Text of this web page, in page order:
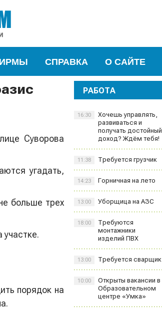
СПРАВКА О САЙТЕ
Суворова
угадать,
больше трех
порядок на
РАБОТА
Хочешь управлять,
развиваться и
получать достойный
доход? Ждём тебя!
16:30
Требуется грузчик
11:38
Горничная на лето
14:23
Уборщица на АЗС
13:00
Требуются
монтажники
изделий ПВХ
18:00
Требуется сварщик
13:00
Открыты вакансии в
Образовательном
центре «Умка»
10:00